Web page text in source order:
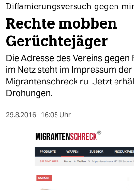
themen
politik
öko
gesellschaft
kultur
sport
wahrheit
Diffamierungsversuch gegen
Rechte mobben
Gerüchtejäger
Die Adresse des Vereins gegen
im Netz steht im Impressum
Migrantenschreck.ru. Jetzt
Drohungen.
29.8.2016 16:05 Uhr